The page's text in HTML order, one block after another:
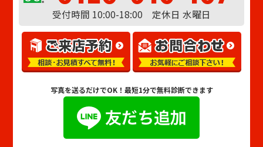
受付時間 10:00-18:00 定休日 水曜日
写真を送るだけでOK！ 最短1分で無料診断できます